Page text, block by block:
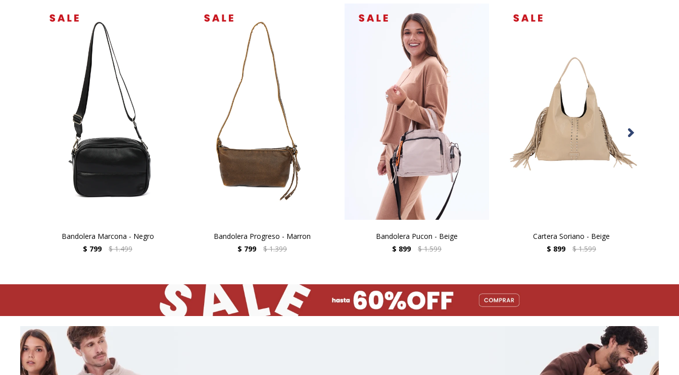
Bandolera Marcona - Negro
$ 799 $ 1.499
Bandolera Progreso - Marron
$ 799 $ 1.399
Bandolera Pucon - Beige
$ 899 $ 1.599
Cartera Soriano - Beige
$ 899 $ 1.599